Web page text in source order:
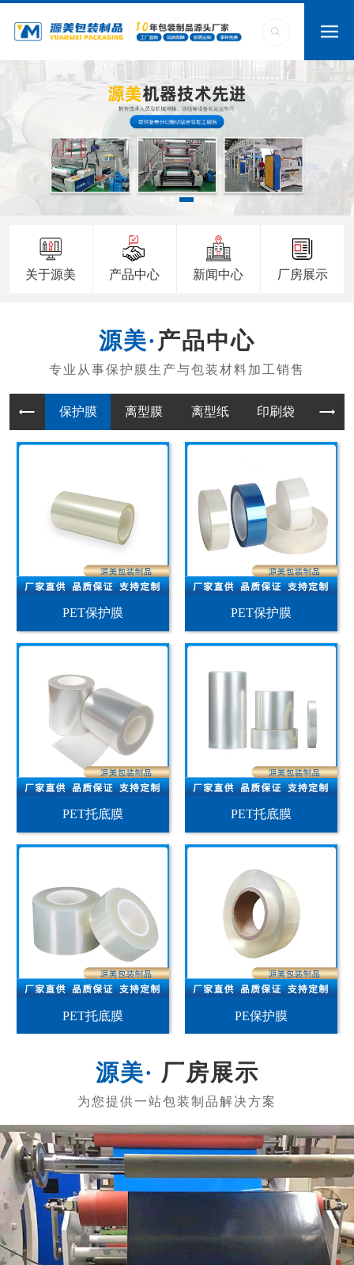
关于源美 产品中心 新闻中心 厂房展示
产品中心
保护膜 离型膜 离型纸 印刷袋
PET保护膜 PET保护膜
PET托底膜 PET托底膜
PET托底膜 PE保护膜
厂房展示